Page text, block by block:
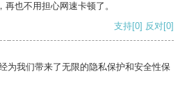
也不用担心网速卡顿了。
支持[0] 反对[0]
为我们带来了无限的隐私保护和安全性保